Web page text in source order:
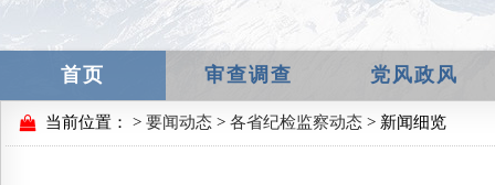
首页 审查调查 党风政风
当前位置： > 要闻动态 > 各省纪检监察动态 > 新闻细览